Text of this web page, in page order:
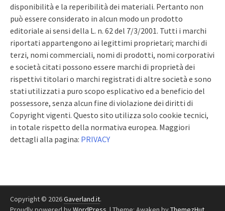
disponibilità e la reperibilità dei materiali. Pertanto non
può essere considerato in alcun modo un prodotto
editoriale ai sensi della L. n. 62 del 7/3/2001. Tutti i marchi
riportati appartengono ai legittimi proprietari; marchi di
terzi, nomi commerciali, nomi di prodotti, nomi corporativi
e società citati possono essere marchi di proprietà dei
rispettivi titolari o marchi registrati di altre società e sono
stati utilizzati a puro scopo esplicativo ed a beneficio del
possessore, senza alcun fine di violazione dei diritti di
Copyright vigenti. Questo sito utilizza solo cookie tecnici,
in totale rispetto della normativa europea. Maggiori
dettagli alla pagina: PRIVACY
Copyright © 2026Gaverland.it.